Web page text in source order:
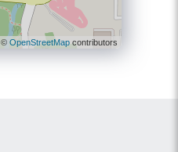
© OpenStreetMap contributors